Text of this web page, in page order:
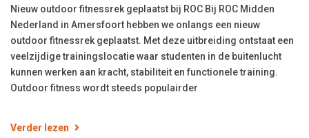
Nieuw outdoor fitnessrek geplaatst bij ROC Bij ROC Midden
Nederland in Amersfoort hebben we onlangs een nieuw
outdoor fitnessrek geplaatst. Met deze uitbreiding ontstaat een
veelzijdige trainingslocatie waar studenten in de buitenlucht
kunnen werken aan kracht, stabiliteit en functionele training.
Outdoor fitness wordt steeds populairder
Verder lezen